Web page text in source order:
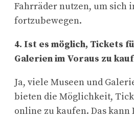
Fahrräder nutzen, um sich
fortzubewegen.
4. Ist es möglich, Tickets
Galerien im Voraus zu
Ja, viele Museen und
bieten die Möglichkeit,
online zu kaufen. Das